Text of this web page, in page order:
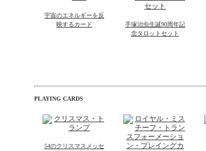
宇宙のエネルギーを反
映するカード
手塚治虫生誕90周年記
念タロットセット
PLAYING CARDS
54のクリスマスメッセ